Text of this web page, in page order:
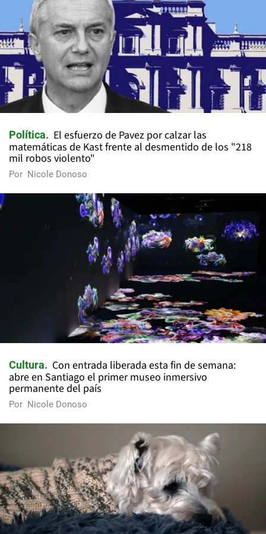
Política
El esfuerzo de Pavez por calzar las
matemáticas de Kast frente al desmentido de los "218
mil robos violento"
Por Nicole Donoso
Cultura
Con entrada liberada esta fin de semana:
abre en Santiago el primer museo inmersivo
permanente del país
Por Nicole Donoso